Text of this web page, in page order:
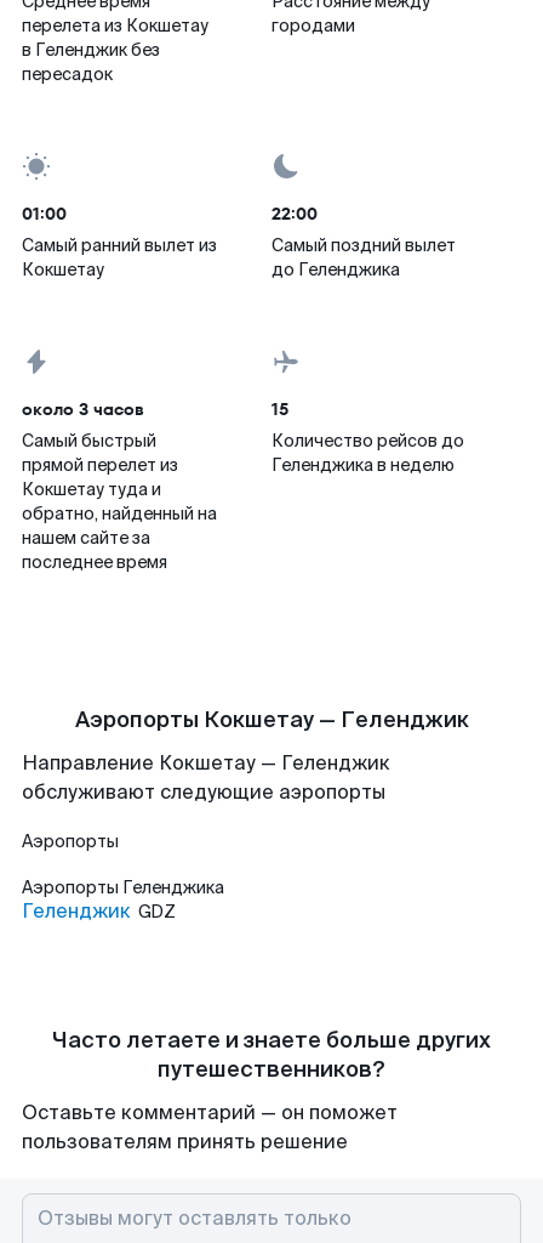
перелета из Кокшетау
в Геленджик без
пересадок
городами
01:00
Самый ранний вылет из
Кокшетау
22:00
Самый поздний вылет
до Геленджика
около 3 часов
Самый быстрый
прямой перелет из
Кокшетау туда и
обратно, найденный на
нашем сайте за
последнее время
15
Количество рейсов до
Геленджика в неделю
Аэропорты Кокшетау — Геленджик
Направление Кокшетау — Геленджик
обслуживают следующие аэропорты
Аэропорты
Аэропорты Геленджика
Геленджик GDZ
Часто летаете и знаете больше других
путешественников?
Оставьте комментарий — он поможет
пользователям принять решение